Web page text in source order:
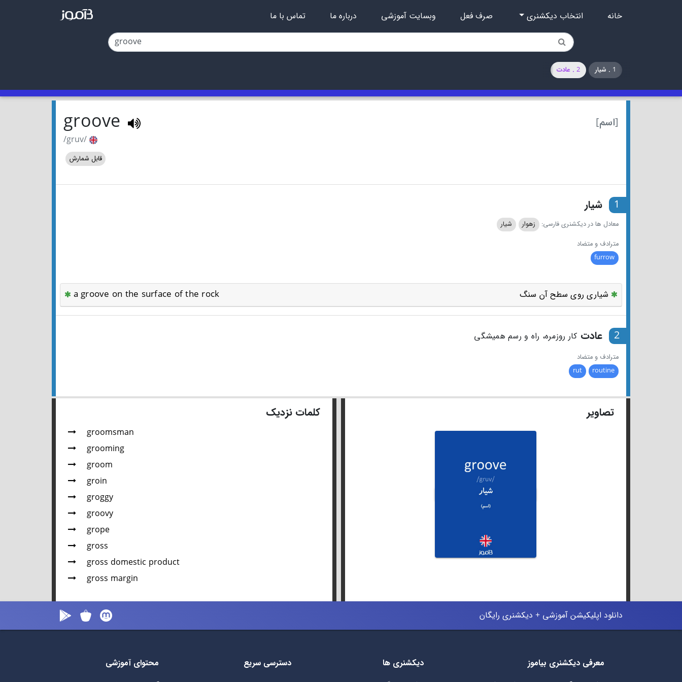
خانه انتخاب دیکشنری صرف فعل وبسایت آموزشی درباره ما تماس با ما
1 . شیار 2 . عادت
[اسم] groove
/gruv/
قابل شمارش
1 شیار
معادل ها در دیکشنری فارسی: زهوار
شیار
مترادف و متضاد
furrow
a groove on the surface of the rock شیاری روی سطح آن سنگ
2 عادت کار روزمره، راه و رسم همیشگی
مترادف و متضاد
routine
rut
تصاویر کلمات نزدیک
groomsman
grooming
groom
groin
groggy
groovy
grope
gross
gross domestic product
gross margin
دانلود اپلیکیشن آموزشی + دیکشنری رایگان
معرفی دیکشنری بیاموز دیکشنری ها دسترسی سریع محتوای آموزشی